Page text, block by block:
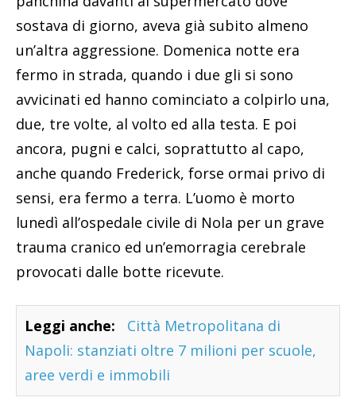
sostava di giorno, aveva già subito almeno
un’altra aggressione. Domenica notte era
fermo in strada, quando i due gli si sono
avvicinati ed hanno cominciato a colpirlo una,
due, tre volte, al volto ed alla testa. E poi
ancora, pugni e calci, soprattutto al capo,
anche quando Frederick, forse ormai privo di
sensi, era fermo a terra. L’uomo è morto
lunedì all’ospedale civile di Nola per un grave
trauma cranico ed un’emorragia cerebrale
provocati dalle botte ricevute.
Leggi anche:
Città Metropolitana di
Napoli: stanziati oltre 7 milioni per scuole,
aree verdi e immobili